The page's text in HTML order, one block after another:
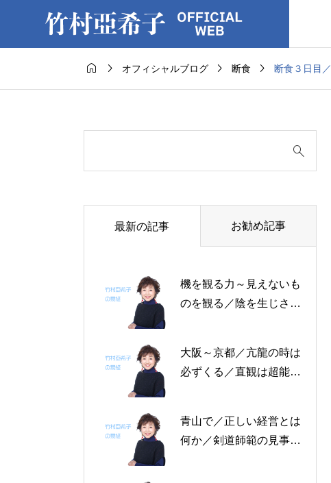
  オフィシャルブログ  断食  断食３日目
最新の記事 お勧め記事
機を観る力～見えないも
のを観る／陰を生じさせ
月4日～2月8日の5日分
の易経一日一言
大阪～京都／亢龍の時は
必ずくる／直観は超能力
月3日の5日分の易経一日
一言
青山で／正しい経営とは
何か／剣道師範の見事な